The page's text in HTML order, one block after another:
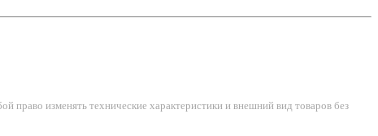
право изменять технические характеристики и внешний вид товаров без